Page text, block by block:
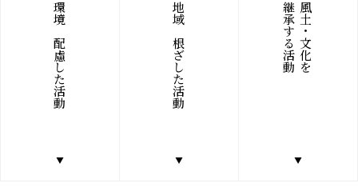
環境に配慮した活動 地域に根ざした活動 風土・文化を
継承する活動